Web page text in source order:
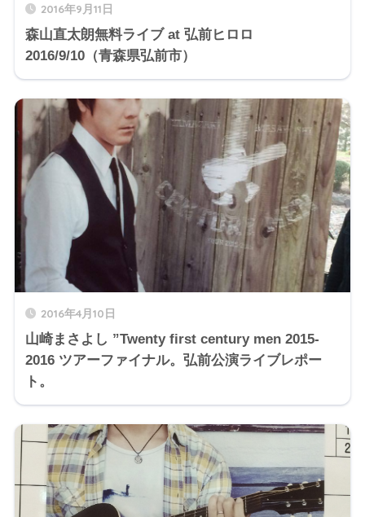
2016年9月11日
森山直太朗無料ライブ at 弘前ヒロロ
2016/9/10（青森県弘前市）
2016年4月10日
山崎まさよし ”Twenty first century men 2015-
2016 ツアーファイナル。弘前公演ライブレポー
ト。